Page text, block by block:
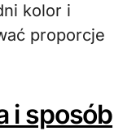
kolor i
proporcje
i sposób